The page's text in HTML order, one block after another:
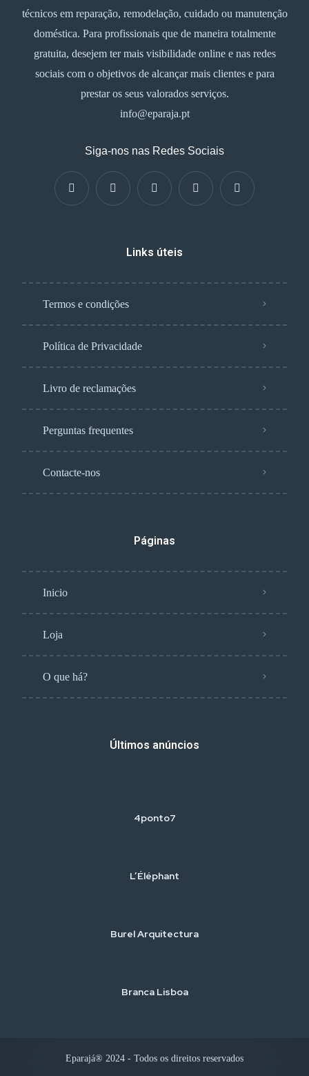
técnicos em reparação, remodelação, cuidado ou manutenção
doméstica. Para profissionais que de maneira totalmente
gratuita, desejem ter mais visibilidade online e nas redes
sociais com o objetivos de alcançar mais clientes e para
prestar os seus valorados serviços.
info@eparaja.pt
Siga-nos nas Redes Sociais
Links úteis
Termos e condições
Política de Privacidade
Livro de reclamações
Perguntas frequentes
Contacte-nos
Páginas
Inicio
Loja
O que há?
Últimos anúncios
4ponto7
L’Éléphant
Burel Arquitectura
Branca Lisboa
Eparajá® 2024 - Todos os direitos reservados